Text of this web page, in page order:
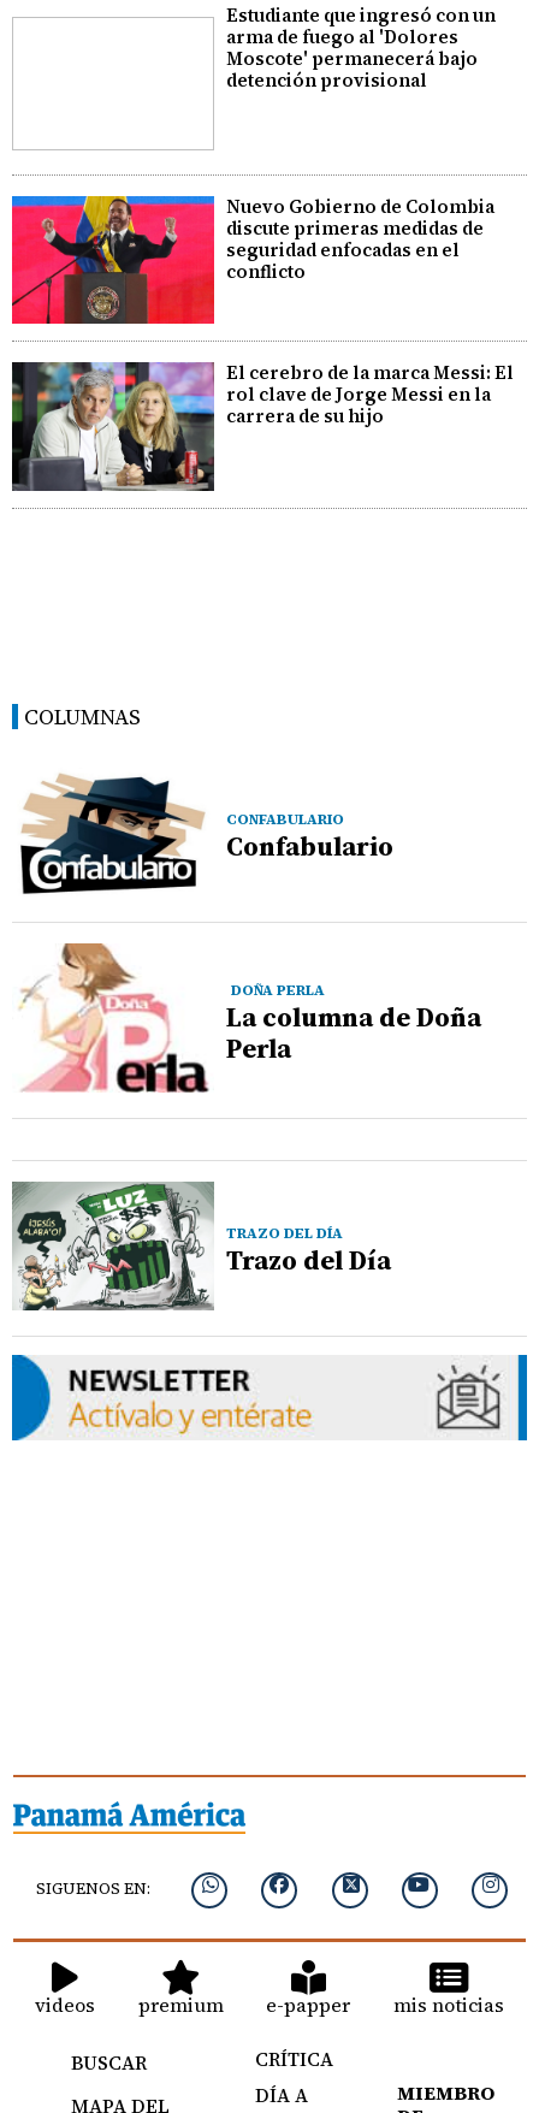
Estudiante que ingresó con un
arma de fuego al 'Dolores
Moscote' permanecerá bajo
detención provisional
Nuevo Gobierno de Colombia
discute primeras medidas de
seguridad enfocadas en el
conflicto
El cerebro de la marca Messi: El
rol clave de Jorge Messi en la
carrera de su hijo
COLUMNAS
CONFABULARIO
Confabulario
DOÑA PERLA
La columna de Doña
Perla
TRAZO DEL DÍA
Trazo del Día
SIGUENOS EN:
videos premium e-papper mis noticias
BUSCAR
MAPA DEL
CRÍTICA
DÍA A
MIEMBRO